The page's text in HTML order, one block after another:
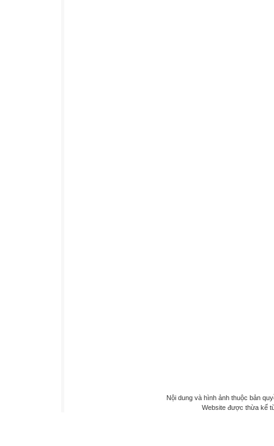
Nội dung và hình ảnh thuộc bản
Website được thừa kế